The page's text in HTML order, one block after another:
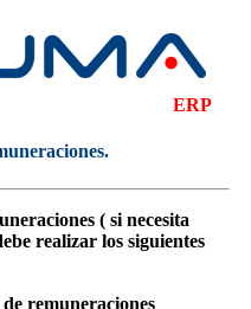
ERP
( si necesita
realizar los siguientes
remuneraciones